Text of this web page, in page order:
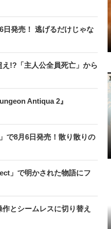
日発売！ 逃げるだけじゃな
え!?「主人公全員死亡」から
Antiqua 2』
で8月6日発売！散り散りの
」で明かされた物語にフ
とシームレスに切り替え